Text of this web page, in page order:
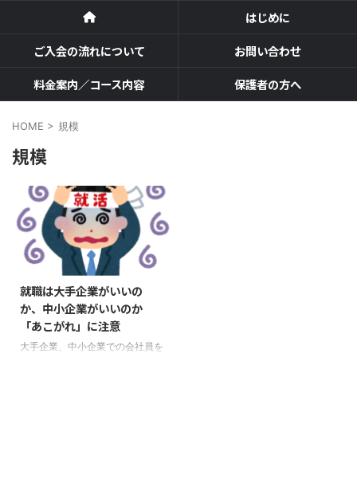
はじめに
ご入会の流れについて
お問い合わせ
料金案内／コース内容
保護者の方へ
HOME > 規模
規模
就職は大手企業がいいの
か、中小企業がいいのか
「あこがれ」に注意
大手企業、中小企業での会社員を